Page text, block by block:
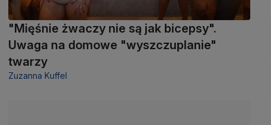
"Mięśnie żwaczy nie są jak bicepsy".
Uwaga na domowe "wyszczuplanie"
twarzy
Zuzanna Kuffel